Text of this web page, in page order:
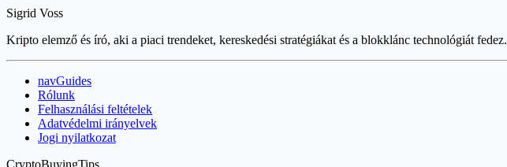
Sigrid Voss
Kripto elemző és író, aki a piaci trendeket, kereskedési stratégiákat és a blokklánc technológiát fedez.
navGuides
Rólunk
Felhasználási feltételek
Adatvédelmi irányelvek
Jogi nyilatkozat
CryptoBuyingTips